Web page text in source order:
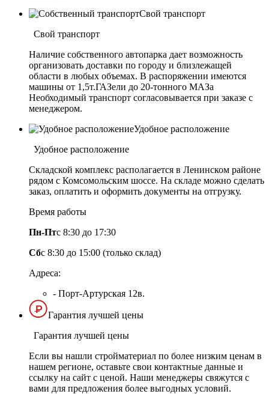
Свой транспорт
Свой транспорт
Наличие собственного автопарка дает возможность
организовать доставки по городу и близлежащей
области в любых объемах. В распоряжении имеются
машины от 1,5т.ГАЗели до 20-тонного МАЗа
Необходимый транспорт согласовывается при заказе с
менеджером.
Удобное расположение
Удобное расположение
Складской комплекс располагается в Ленинском районе
рядом с Комсомольским шоссе. На складе можно сделать
заказ, оплатить и оформить документы на отгрузку.
Время работы
Пн-Птс 8:30 до 17:30
Сбс 8:30 до 15:00 (только склад)
Адреса:
- Порт-Артурская 12в.
Гарантия лучшей цены
Гарантия лучшей цены
Если вы нашли стройматериал по более низким ценам в
нашем регионе, оставьте свои контактные данные и
ссылку на сайт с ценой. Наши менеджеры свяжутся с
вами для предложения более выгодных условий.